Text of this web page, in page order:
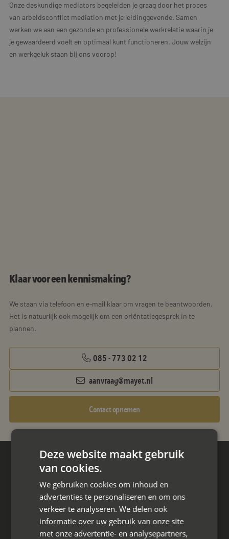
Onze deskundige mediators begeleiden je graag door het proces
van arbeidsconflict mediation met je leidinggevende. Samen
werken we aan een gezonde en professionele werkrelatie waarin je
je gewaardeerd voelt en optimaal kunt functioneren. Jouw welzijn
en werkgeluk staan bij ons voorop!
Klaar voor een kennismaking?
We staan via telefoon en e-mail klaar om vragen te beantwoorden.
Het is natuurlijk ook mogelijk om een oriëntatiegesprek in te
plannen.
085 - 773 02 12
aanvraag@mayet.nl
Contact opnemen
Hoofdkantoor
4661 KZ Halsteren,
085 - 773 02 12
aanvraag@mayet.nl
Deze website maakt gebruik
van cookies.
We gebruiken cookies om inhoud en
advertenties te personaliseren en om ons
verkeer te analyseren. We delen ook
informatie over uw gebruik van onze site
met onze advertentie- en analysepartners,